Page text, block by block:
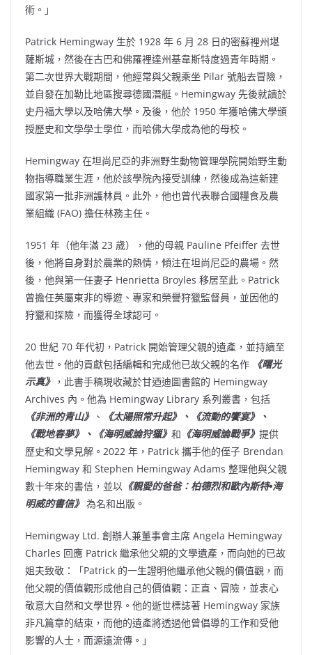
術。」
Patrick Hemingway 生於 1928 年 6 月 28 日的密蘇裡州堪
薩斯城，然後在古巴和佛羅裡達州基韋斯特度過青年時期。
第二次世界大戰期間，他經常與父親乘坐 Pilar 號船去冒險，
並自發在加勒比地區搜尋德國潛艇。Hemingway 先後就讀於
史丹福大學以及哈佛大學。及後，他於 1950 年獲哈佛大學頒
授歷史和文學學士學位，而哈佛大學成為他的母校。
Hemingway 在坦尚尼亞的非洲野生動物管理學院開始野生動
物指導職業生涯，他於該學院內接受訓練，然後成為這新建
國家第一批非洲護林員。此外，他也曾代表聯合國糧食及農
業組織 (FAO) 擔任林務主任。
1951 年（他年滿 23 歲），他的母親 Pauline Pfeiffer 去世
後，他將自身對於農業的熱情，傾注在坦尚尼亞的農場。然
後，他與第一任妻子 Henrietta Broyles 移居至此。Patrick
曾擔任英屬東非的導遊、專家和榮譽狩獵監督員，並因他的
狩獵和探險，而獲得全球認可。
20 世紀 70 年代初，Patrick 開始管理父親的遺產，並持續至
他去世。他的貢獻包括編輯和完成他已故父親的名作
《曙光
示真》 ，此書手稿現收藏於甘迺迪圖書館的 Hemingway
Archives 內。他為 Hemingway Library 系列叢書，包括
《非洲的青山》 、
《太陽照常升起》、《流動的饗宴》、
《戰地春夢》、《海明威論狩獵》 和 《海明威論戰爭》 提供
歷史和文學見解。2022 年，Patrick 攜手他的侄子 Brendan
Hemingway 和 Stephen Hemingway Adams 整理他與父親
數十年來的書信，並以 《親愛的爸爸：柏德烈和歐內斯特•海
明威的書信》 為名和出版。
Hemingway Ltd. 創辦人兼董事會主席 Angela Hemingway
Charles 回應 Patrick 繼承他父親的文學遺產，而向她的已故
姐夫致敬：「Patrick 的一生證明他繼承他父親的價值觀，而
他父親的價值觀形成他自己的價值觀：正直、冒險，並衷心
敬意大自然和文學世界。他的逝世標誌著 Hemingway 家族
非凡篇章的結束，而他的遺產將透過他曾倡導的工作和受他
影響的人士，而源遠流傳。」